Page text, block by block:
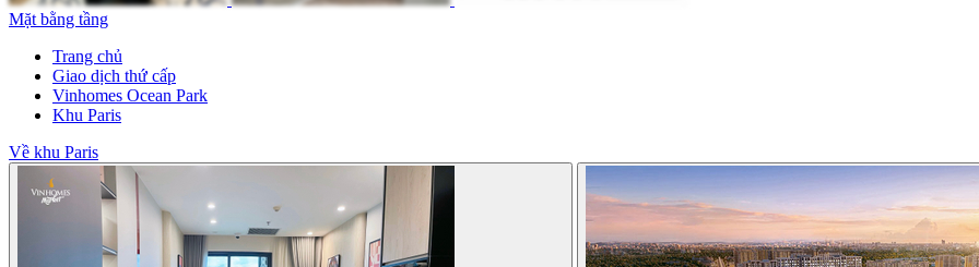
Mặt bằng tầng
Trang chủ
Giao dịch thứ cấp
Vinhomes Ocean Park
Khu Paris
Về khu Paris